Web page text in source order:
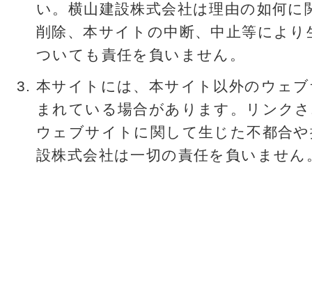
い。横山建設株式会社は理由の如何に
削除、本サイトの中断、中止等によ
ついても責任を負いません。
本サイトには、本サイト以外のウェ
まれている場合があります。リンク
ウェブサイトに関して生じた不都合
設株式会社は一切の責任を負いません